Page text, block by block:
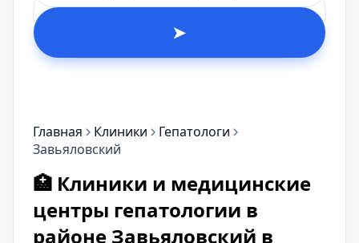
➤
Главная Клиники
Гепатологи
Завьяловский
🏥 Клиники и медицинские
центры гепатологии в
районе Завьяловский в